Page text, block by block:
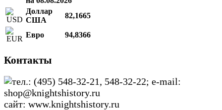
Доллар
США
82,1665
Евро 94,8366
Контакты
тел.: (495) 548-32-21, 548-32-22; e-mail:
shop@knightshistory.ru
сайт: www.knightshistory.ru